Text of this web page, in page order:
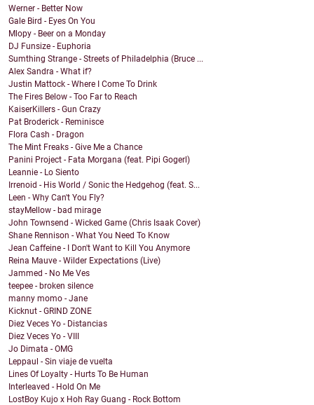
Werner - Better Now
Gale Bird - Eyes On You
Mlopy - Beer on a Monday
DJ Funsize - Euphoria
Sumthing Strange - Streets of Philadelphia (Bruce ...
Alex Sandra - What if?
Justin Mattock - Where I Come To Drink
The Fires Below - Too Far to Reach
KaiserKillers - Gun Crazy
Pat Broderick - Reminisce
Flora Cash - Dragon
The Mint Freaks - Give Me a Chance
Panini Project - Fata Morgana (feat. Pipi Gogerl)
Leannie - Lo Siento
Irrenoid - His World / Sonic the Hedgehog (feat. S...
Leen - Why Can't You Fly?
stayMellow - bad mirage
John Townsend - Wicked Game (Chris Isaak Cover)
Shane Rennison - What You Need To Know
Jean Caffeine - I Don't Want to Kill You Anymore
Reina Mauve - Wilder Expectations (Live)
Jammed - No Me Ves
teepee - broken silence
manny momo - Jane
Kicknut - GRIND ZONE
Diez Veces Yo - Distancias
Diez Veces Yo - VIII
Jo Dimata - OMG
Leppaul - Sin viaje de vuelta
Lines Of Loyalty - Hurts To Be Human
Interleaved - Hold On Me
LostBoy Kujo x Hoh Ray Guang - Rock Bottom